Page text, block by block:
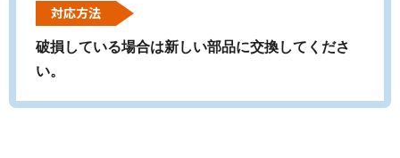
対応方法
破損している場合は新しい部品に交換してくださ
い。